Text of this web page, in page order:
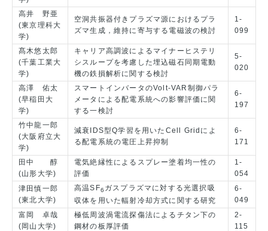
高井 野亜
(東京理科大
学)
空洞共振器付きプラズマ源におけるプラ
ズマ生成，維持に寄与する電磁波の検討
1-
099
髙木悠太郎
(千葉工業大
学)
キャリア高調波によるマイナーヒステリ
シスループを考慮した埋込磁石同期電動
機の鉄損解析に関する検討
5-
020
高澤 佑太
(早稲田大
学)
スマートインバータのVolt-VAR制御パラ
メータによる配電系統への影響評価に関
する一検討
6-
197
竹中龍一郎
(大阪府立大
学)
減衰IDS型Q学習を用いたCell Gridによ
る配電系統の電圧上昇抑制
6-
171
田中 醇
(山形大学)
電気絶縁性によるスプレー塗着均一性の
評価
1-
054
津田慎一郎
(東北大学)
高温SF6 ガスプラズマに対する光選択吸
収体を用いた輻射冷却方式に関する研究
6-
049
富岡 卓哉
(岡山大学)
極低周波渦電流探傷法によるチタン下の
鋼材の板厚評価
2-
115